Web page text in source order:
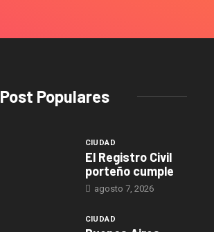
Post Populares
CIUDAD
El Registro Civil
porteño cumple
agosto 7, 2026
CIUDAD